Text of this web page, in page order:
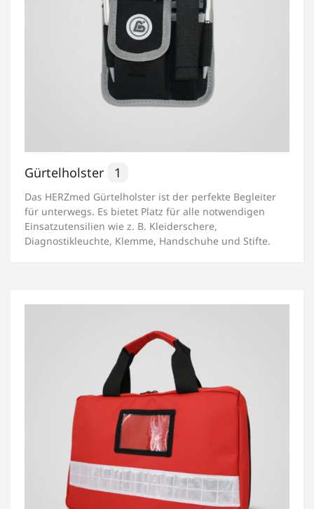
Gürtelholster 1
Das HERZmed Gürtelholster ist der perfekte Begleiter
für unterwegs. Es bietet Platz für alle notwendigen
Einsatzutensilien wie z. B. Kleiderschere,
Diagnostikleuchte, Klemme, Handschuhe und Stifte.